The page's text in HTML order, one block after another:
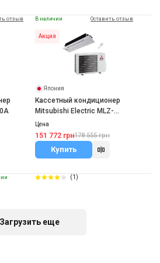
отзыв В наличии Оставить отзыв
Акция
Япония
Кассетный кондиционер
Mitsubishi Electric MLZ-
KP50VF/MXZ-3F54VF
Цена
151 772 грн178 555 грн
Купить
(1)
Загрузить еще